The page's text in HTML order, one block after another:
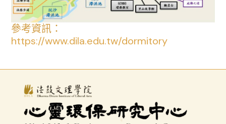
參考資訊：
https://www.dila.edu.tw/dormitory